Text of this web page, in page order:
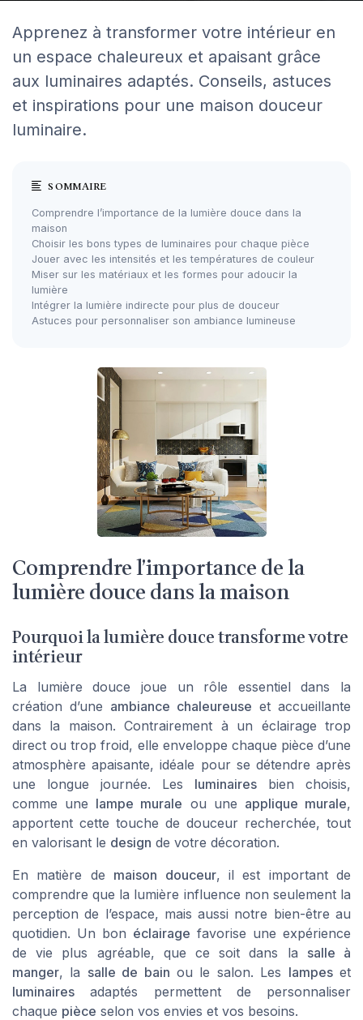
Apprenez à transformer votre intérieur en
un espace chaleureux et apaisant grâce
aux luminaires adaptés. Conseils, astuces
et inspirations pour une maison douceur
luminaire.
SOMMAIRE
Comprendre l’importance de la lumière douce dans la
maison
Choisir les bons types de luminaires pour chaque pièce
Jouer avec les intensités et les températures de couleur
Miser sur les matériaux et les formes pour adoucir la
lumière
Intégrer la lumière indirecte pour plus de douceur
Astuces pour personnaliser son ambiance lumineuse
Comprendre l’importance de la
lumière douce dans la maison
Pourquoi la lumière douce transforme votre
intérieur
La lumière douce joue un rôle essentiel dans la
création d’une ambiance chaleureuse et accueillante
dans la maison. Contrairement à un éclairage trop
direct ou trop froid, elle enveloppe chaque pièce d’une
atmosphère apaisante, idéale pour se détendre après
une longue journée. Les luminaires bien choisis,
comme une lampe murale ou une applique murale,
apportent cette touche de douceur recherchée, tout
en valorisant le design de votre décoration.
En matière de maison douceur, il est important de
comprendre que la lumière influence non seulement la
perception de l’espace, mais aussi notre bien-être au
quotidien. Un bon éclairage favorise une expérience
de vie plus agréable, que ce soit dans la salle à
manger, la salle de bain ou le salon. Les lampeset
luminaires adaptés permettent de personnaliser
chaque pièce selon vos envies et vos besoins.